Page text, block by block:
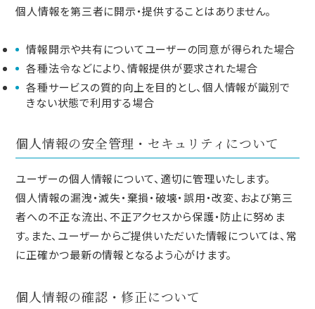
個人情報を第三者に開示・提供することはありません。
情報開示や共有についてユーザーの同意が得られた場合
各種法令などにより、情報提供が要求された場合
各種サービスの質的向上を目的とし、個人情報が識別で
きない状態で利用する場合
個人情報の安全管理・セキュリティについて
ユーザーの個人情報について、適切に管理いたします。
個人情報の漏洩・滅失・棄損・破壊・誤用・改変、および第三
者への不正な流出、不正アクセスから保護・防止に努めま
す。また、ユーザーからご提供いただいた情報については、常
に正確かつ最新の情報となるよう心がけます。
個人情報の確認・修正について